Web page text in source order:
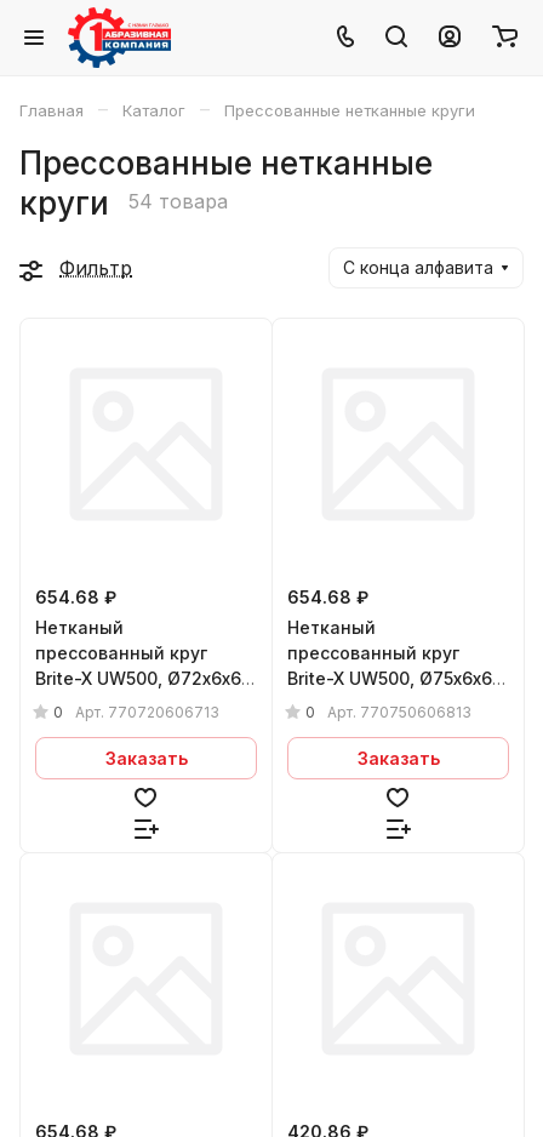
Главная – Каталог – Прессованные нетканные круги
Прессованные нетканные
круги
54 товара
Фильтр С конца алфавита
654.68 ₽
Нетканый
прессованный круг
Brite-X UW500, Ø72х6x6
мм 7A MED
0 Арт. 770720606713
Заказать
654.68 ₽
Нетканый
прессованный круг
Brite-X UW500, Ø75х6x6
мм 8A MED
0 Арт. 770750606813
Заказать
654.68 ₽
420.86 ₽